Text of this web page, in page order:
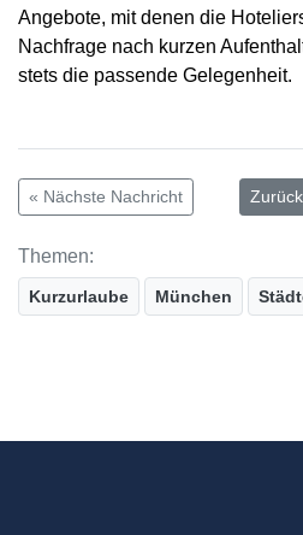
Angebote, mit denen die
Nachfrage nach kurzen
stets die passende Gelegenheit.
« Nächste Nachricht Zurück
Themen:
Kurzurlaube München